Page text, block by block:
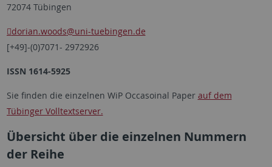
72074 Tübingen
dorian.woods@uni-tuebingen.de
[+49]-(0)7071- 2972926
ISSN 1614-5925
Sie finden die einzelnen WiP Occasoinal Paper auf dem
Tübinger Volltextserver.
Übersicht über die einzelnen Nummern
der Reihe